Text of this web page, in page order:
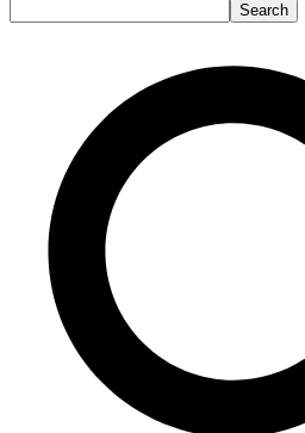
Search